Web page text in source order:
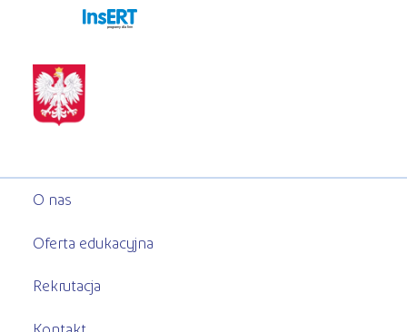
programy dla firm
O nas
Oferta edukacyjna
Rekrutacja
Kontakt